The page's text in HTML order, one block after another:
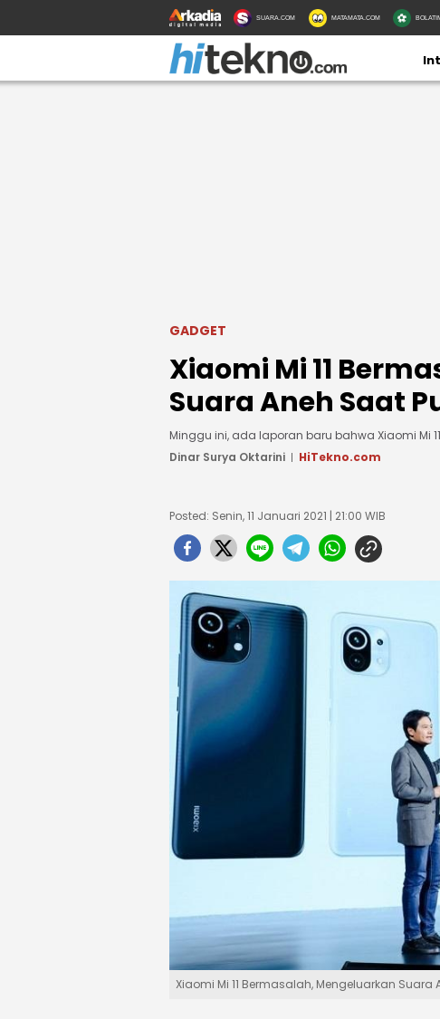
SUARA.COM MATAMATA.COM
GADGET
Xiaomi Mi 11
Suara Aneh Saat
Minggu ini, ada laporan baru bahwa Xiaomi Mi
Dinar Surya Oktarini
HiTekno.com
Posted: Senin, 11 Januari 2021 | 21:00 WIB
Xiaomi Mi 11 Bermasalah, Mengeluarkan Suara